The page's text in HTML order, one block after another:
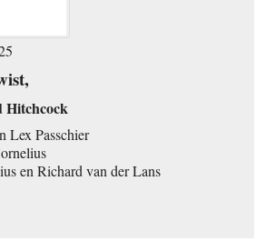
Hitchcock
Lex Passchier
en Richard van der Lans